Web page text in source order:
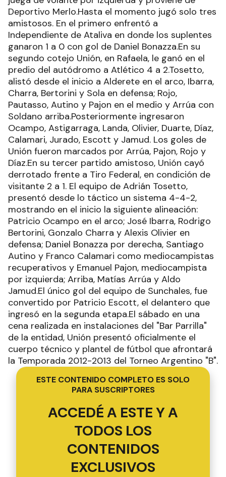
Deportivo Merlo.Hasta el momento jugó solo tres
amistosos. En el primero enfrentó a
Independiente de Ataliva en donde los suplentes
ganaron 1 a 0 con gol de Daniel Bonazza.En su
segundo cotejo Unión, en Rafaela, le ganó en el
predio del autódromo a Atlético 4 a 2.Tosetto,
alistó desde el inicio a Alderete en el arco, Ibarra,
Charra, Bertorini y Sola en defensa; Rojo,
Pautasso, Autino y Pajon en el medio y Arrúa con
Soldano arriba.Posteriormente ingresaron
Ocampo, Astigarraga, Landa, Olivier, Duarte, Díaz,
Calamari, Jurado, Escott y Jamud. Los goles de
Unión fueron marcados por Arrúa, Pajon, Rojo y
Díaz.En su tercer partido amistoso, Unión cayó
derrotado frente a Tiro Federal, en condición de
visitante 2 a 1. El equipo de Adrián Tosetto,
presentó desde lo táctico un sistema 4-4-2,
mostrando en el inicio la siguiente alineación:
Patricio Ocampo en el arco; José Ibarra, Rodrigo
Bertorini, Gonzalo Charra y Alexis Olivier en
defensa; Daniel Bonazza por derecha, Santiago
Autino y Franco Calamari como mediocampistas
recuperativos y Emanuel Pajon, mediocampista
por izquierda; Arriba, Matías Arrúa y Aldo
Jamud.El único gol del equipo de Sunchales, fue
convertido por Patricio Escott, el delantero que
ingresó en la segunda etapa.El sábado en una
cena realizada en instalaciones del "Bar Parrilla"
de la entidad, Unión presentó oficialmente el
cuerpo técnico y plantel de fútbol que afrontará
la Temporada 2012-2013 del Torneo Argentino "B".
ESTE CONTENIDO COMPLETO ES SOLO
PARA SUSCRIPTORES
ACCEDÉ A ESTE Y A
TODOS LOS
CONTENIDOS
EXCLUSIVOS